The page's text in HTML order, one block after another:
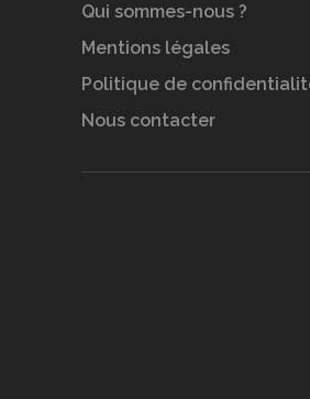
Qui sommes-nous ?
Mentions légales
Politique de
Nous contacter